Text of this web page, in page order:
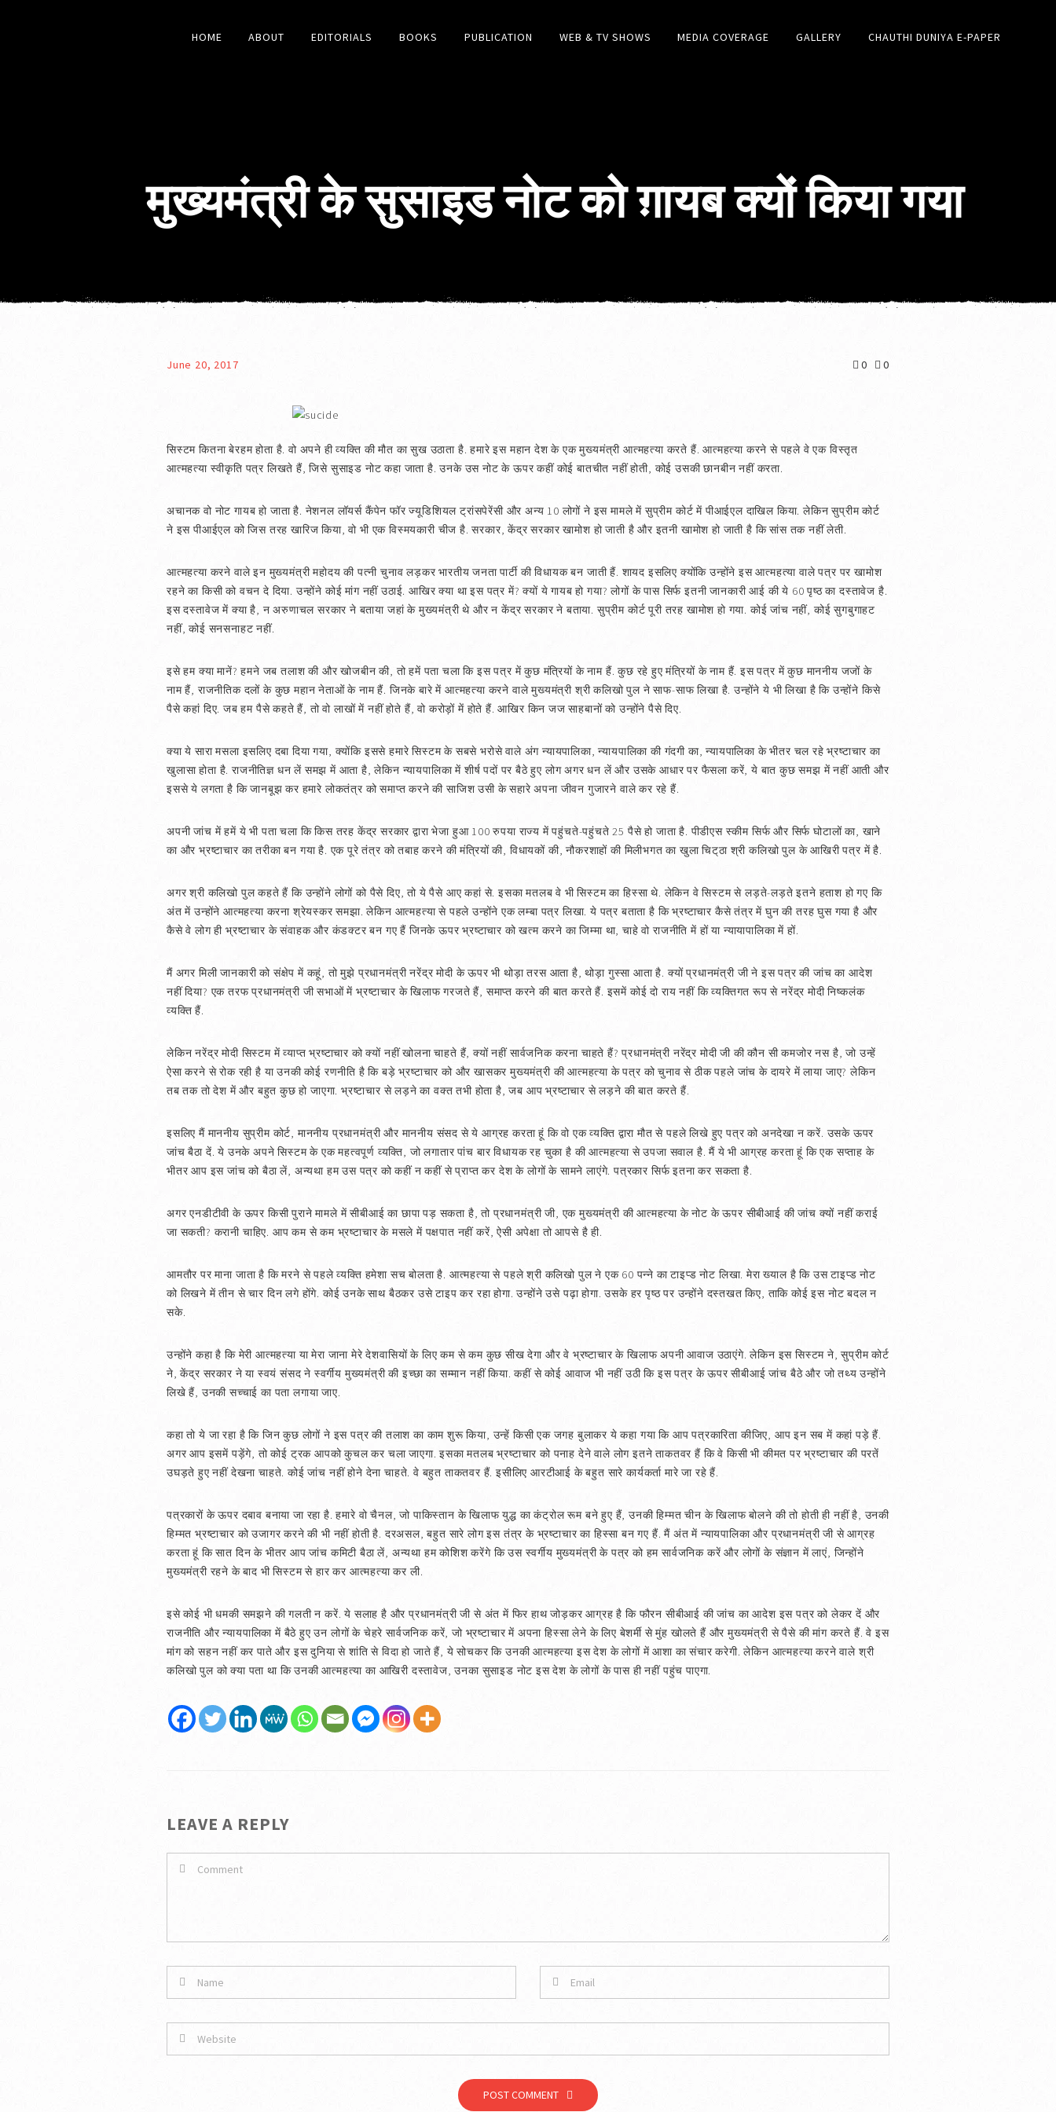
HOME ABOUT EDITORIALS BOOKS PUBLICATION WEB & TV SHOWS MEDIA COVERAGE GALLERY CHAUTHI DUNIYA E-PAPER
मुख्यमंत्री के सुसाइड नोट को ग़ायब क्यों किया गया
June 20, 2017 0 0
सिस्टम कितना बेरहम होता है. वो अपने ही व्यक्ति की मौत का सुख उठाता है. हमारे इस महान देश के एक मुख्यमंत्री आत्महत्या करते हैं. आत्महत्या करने से पहले वे एक विस्तृत
आत्महत्या स्वीकृति पत्र लिखते हैं, जिसे सुसाइड नोट कहा जाता है. उनके उस नोट के ऊपर कहीं कोई बातचीत नहीं होती, कोई उसकी छानबीन नहीं करता.
अचानक वो नोट गायब हो जाता है. नेशनल लॉयर्स कैंपेन फॉर ज्यूडिशियल ट्रांसपेरेंसी और अन्य 10 लोगों ने इस मामले में सुप्रीम कोर्ट में पीआईएल दाखिल किया. लेकिन सुप्रीम कोर्ट
ने इस पीआईएल को जिस तरह खारिज किया, वो भी एक विस्मयकारी चीज है. सरकार, केंद्र सरकार खामोश हो जाती है और इतनी खामोश हो जाती है कि सांस तक नहीं लेती.
आत्महत्या करने वाले इन मुख्यमंत्री महोदय की पत्नी चुनाव लड़कर भारतीय जनता पार्टी की विधायक बन जाती हैं. शायद इसलिए क्योंकि उन्होंने इस आत्महत्या वाले पत्र पर खामोश
रहने का किसी को वचन दे दिया. उन्होंने कोई मांग नहीं उठाई. आखिर क्या था इस पत्र में? क्यों ये गायब हो गया? लोगों के पास सिर्फ इतनी जानकारी आई की ये 60 पृष्ठ का दस्तावेज है.
इस दस्तावेज में क्या है, न अरुणाचल सरकार ने बताया जहां के मुख्यमंत्री थे और न केंद्र सरकार ने बताया. सुप्रीम कोर्ट पूरी तरह खामोश हो गया. कोई जांच नहीं, कोई सुगबुगाहट
नहीं, कोई सनसनाहट नहीं.
इसे हम क्या मानें? हमने जब तलाश की और खोजबीन की, तो हमें पता चला कि इस पत्र में कुछ मंत्रियों के नाम हैं. कुछ रहे हुए मंत्रियों के नाम हैं. इस पत्र में कुछ माननीय जजों के
नाम हैं, राजनीतिक दलों के कुछ महान नेताओं के नाम हैं. जिनके बारे में आत्महत्या करने वाले मुख्यमंत्री श्री कलिखो पुल ने साफ-साफ लिखा है. उन्होंने ये भी लिखा है कि उन्होंने किसे
पैसे कहां दिए. जब हम पैसे कहते हैं, तो वो लाखों में नहीं होते हैं, वो करोड़ों में होते हैं. आखिर किन जज साहबानों को उन्होंने पैसे दिए.
क्या ये सारा मसला इसलिए दबा दिया गया, क्योंकि इससे हमारे सिस्टम के सबसे भरोसे वाले अंग न्यायपालिका, न्यायपालिका की गंदगी का, न्यायपालिका के भीतर चल रहे भ्रष्टाचार का
खुलासा होता है. राजनीतिज्ञ धन लें समझ में आता है, लेकिन न्यायपालिका में शीर्ष पदों पर बैठे हुए लोग अगर धन लें और उसके आधार पर फैसला करें, ये बात कुछ समझ में नहीं आती और
इससे ये लगता है कि जानबूझ कर हमारे लोकतंत्र को समाप्त करने की साजिश उसी के सहारे अपना जीवन गुजारने वाले कर रहे हैं.
अपनी जांच में हमें ये भी पता चला कि किस तरह केंद्र सरकार द्वारा भेजा हुआ 100 रुपया राज्य में पहुंचते-पहुंचते 25 पैसे हो जाता है. पीडीएस स्कीम सिर्फ और सिर्फ घोटालों का, खाने
का और भ्रष्टाचार का तरीका बन गया है. एक पूरे तंत्र को तबाह करने की मंत्रियों की, विधायकों की, नौकरशाहों की मिलीभगत का खुला चिट्‌ठा श्री कलिखो पुल के आखिरी पत्र में है.
अगर श्री कलिखो पुल कहते हैं कि उन्होंने लोगों को पैसे दिए, तो ये पैसे आए कहां से. इसका मतलब वे भी सिस्टम का हिस्सा थे. लेकिन वे सिस्टम से लड़ते-लड़ते इतने हताश हो गए कि
अंत में उन्होंने आत्महत्या करना श्रेयस्कर समझा. लेकिन आत्महत्या से पहले उन्होंने एक लम्बा पत्र लिखा. ये पत्र बताता है कि भ्रष्टाचार कैसे तंत्र में घुन की तरह घुस गया है और
कैसे वे लोग ही भ्रष्टाचार के संवाहक और कंडक्टर बन गए हैं जिनके ऊपर भ्रष्टाचार को खत्म करने का जिम्मा था, चाहे वो राजनीति में हों या न्यायापालिका में हों.
मैं अगर मिली जानकारी को संक्षेप में कहूं, तो मुझे प्रधानमंत्री नरेंद्र मोदी के ऊपर भी थोड़ा तरस आता है, थोड़ा गुस्सा आता है. क्यों प्रधानमंत्री जी ने इस पत्र की जांच का आदेश
नहीं दिया? एक तरफ प्रधानमंत्री जी सभाओं में भ्रष्टाचार के खिलाफ गरजते हैं, समाप्त करने की बात करते हैं. इसमें कोई दो राय नहीं कि व्यक्तिगत रूप से नरेंद्र मोदी निष्कलंक
व्यक्ति हैं.
लेकिन नरेंद्र मोदी सिस्टम में व्याप्त भ्रष्टाचार को क्यों नहीं खोलना चाहते हैं, क्यों नहीं सार्वजनिक करना चाहते हैं? प्रधानमंत्री नरेंद्र मोदी जी की कौन सी कमजोर नस है, जो उन्हें
ऐसा करने से रोक रही है या उनकी कोई रणनीति है कि बड़े भ्रष्टाचार को और खासकर मुख्यमंत्री की आत्महत्या के पत्र को चुनाव से ठीक पहले जांच के दायरे में लाया जाए? लेकिन
तब तक तो देश में और बहुत कुछ हो जाएगा. भ्रष्टाचार से लड़ने का वक्त तभी होता है, जब आप भ्रष्टाचार से लड़ने की बात करते हैं.
इसलिए मैं माननीय सुप्रीम कोर्ट, माननीय प्रधानमंत्री और माननीय संसद से ये आग्रह करता हूं कि वो एक व्यक्ति द्वारा मौत से पहले लिखे हुए पत्र को अनदेखा न करें. उसके ऊपर
जांच बैठा दें. ये उनके अपने सिस्टम के एक महत्वपूर्ण व्यक्ति, जो लगातार पांच बार विधायक रह चुका है की आत्महत्या से उपजा सवाल है. मैं ये भी आग्रह करता हूं कि एक सप्ताह के
भीतर आप इस जांच को बैठा लें, अन्यथा हम उस पत्र को कहीं न कहीं से प्राप्त कर देश के लोगों के सामने लाएंगे. पत्रकार सिर्फ इतना कर सकता है.
अगर एनडीटीवी के ऊपर किसी पुराने मामले में सीबीआई का छापा पड़ सकता है, तो प्रधानमंत्री जी, एक मुख्यमंत्री की आत्महत्या के नोट के ऊपर सीबीआई की जांच क्यों नहीं कराई
जा सकती? करानी चाहिए. आप कम से कम भ्रष्टाचार के मसले में पक्षपात नहीं करें, ऐसी अपेक्षा तो आपसे है ही.
आमतौर पर माना जाता है कि मरने से पहले व्यक्ति हमेशा सच बोलता है. आत्महत्या से पहले श्री कलिखो पुल ने एक 60 पन्ने का टाइप्ड नोट लिखा. मेरा ख्याल है कि उस टाइप्ड नोट
को लिखने में तीन से चार दिन लगे होंगे. कोई उनके साथ बैठकर उसे टाइप कर रहा होगा. उन्होंने उसे पढ़ा होगा. उसके हर पृष्ठ पर उन्होंने दस्तखत किए, ताकि कोई इस नोट बदल न
सके.
उन्होंने कहा है कि मेरी आत्महत्या या मेरा जाना मेरे देशवासियों के लिए कम से कम कुछ सीख देगा और वे भ्रष्टाचार के खिलाफ अपनी आवाज उठाएंगे. लेकिन इस सिस्टम ने, सुप्रीम कोर्ट
ने, केंद्र सरकार ने या स्वयं संसद ने स्वर्गीय मुख्यमंत्री की इच्छा का सम्मान नहीं किया. कहीं से कोई आवाज भी नहीं उठी कि इस पत्र के ऊपर सीबीआई जांच बैठे और जो तथ्य उन्होंने
लिखे हैं, उनकी सच्चाई का पता लगाया जाए.
कहा तो ये जा रहा है कि जिन कुछ लोगों ने इस पत्र की तलाश का काम शुरू किया, उन्हें किसी एक जगह बुलाकर ये कहा गया कि आप पत्रकारिता कीजिए, आप इन सब में कहां पड़े हैं.
अगर आप इसमें पड़ेंगे, तो कोई ट्रक आपको कुचल कर चला जाएगा. इसका मतलब भ्रष्टाचार को पनाह देने वाले लोग इतने ताकतवर हैं कि वे किसी भी कीमत पर भ्रष्टाचार की परतें
उघड़ते हुए नहीं देखना चाहते. कोई जांच नहीं होने देना चाहते. वे बहुत ताकतवर हैं. इसीलिए आरटीआई के बहुत सारे कार्यकर्ता मारे जा रहे हैं.
पत्रकारों के ऊपर दबाव बनाया जा रहा है. हमारे वो चैनल, जो पाकिस्तान के खिलाफ युद्ध का कंट्रोल रूम बने हुए हैं, उनकी हिम्मत चीन के खिलाफ बोलने की तो होती ही नहीं है, उनकी
हिम्मत भ्रष्टाचार को उजागर करने की भी नहीं होती है. दरअसल, बहुत सारे लोग इस तंत्र के भ्रष्टाचार का हिस्सा बन गए हैं. मैं अंत में न्यायपालिका और प्रधानमंत्री जी से आग्रह
करता हूं कि सात दिन के भीतर आप जांच कमिटी बैठा लें, अन्यथा हम कोशिश करेंगे कि उस स्वर्गीय मुख्यमंत्री के पत्र को हम सार्वजनिक करें और लोगों के संज्ञान में लाएं, जिन्होंने
मुख्यमंत्री रहने के बाद भी सिस्टम से हार कर आत्महत्या कर ली.
इसे कोई भी धमकी समझने की गलती न करें. ये सलाह है और प्रधानमंत्री जी से अंत में फिर हाथ जोड़कर आग्रह है कि फौरन सीबीआई की जांच का आदेश इस पत्र को लेकर दें और
राजनीति और न्यायपालिका में बैठे हुए उन लोगों के चेहरे सार्वजनिक करें, जो भ्रष्टाचार में अपना हिस्सा लेने के लिए बेशर्मी से मुंह खोलते हैं और मुख्यमंत्री से पैसे की मांग करते हैं. वे इस
मांग को सहन नहीं कर पाते और इस दुनिया से शांति से विदा हो जाते हैं, ये सोचकर कि उनकी आत्महत्या इस देश के लोगों में आशा का संचार करेगी. लेकिन आत्महत्या करने वाले श्री
कलिखो पुल को क्या पता था कि उनकी आत्महत्या का आखिरी दस्तावेज, उनका सुसाइड नोट इस देश के लोगों के पास ही नहीं पहुंच पाएगा.
LEAVE A REPLY
POST COMMENT